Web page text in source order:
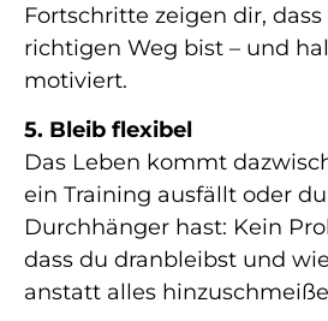
Fortschritte zeigen dir,
richtigen Weg bist – und
motiviert.
5. Bleib flexibel
Das Leben kommt
ein Training ausfällt oder
Durchhänger hast: Kein
dass du dranbleibst und
anstatt alles